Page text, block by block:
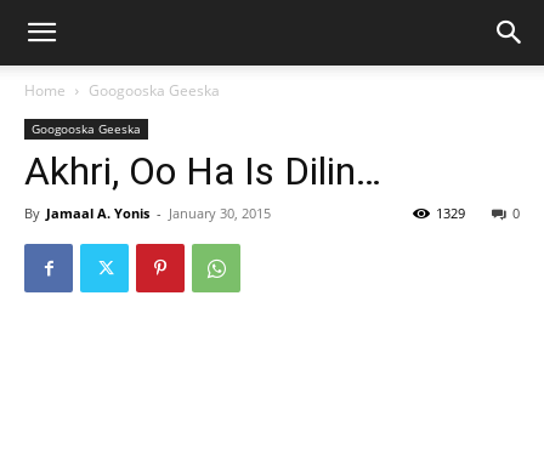
Home Googooska Geeska
Googooska Geeska
Akhri, Oo Ha Is Dilin…
By Jamaal A. Yonis - January 30, 2015 0
1329